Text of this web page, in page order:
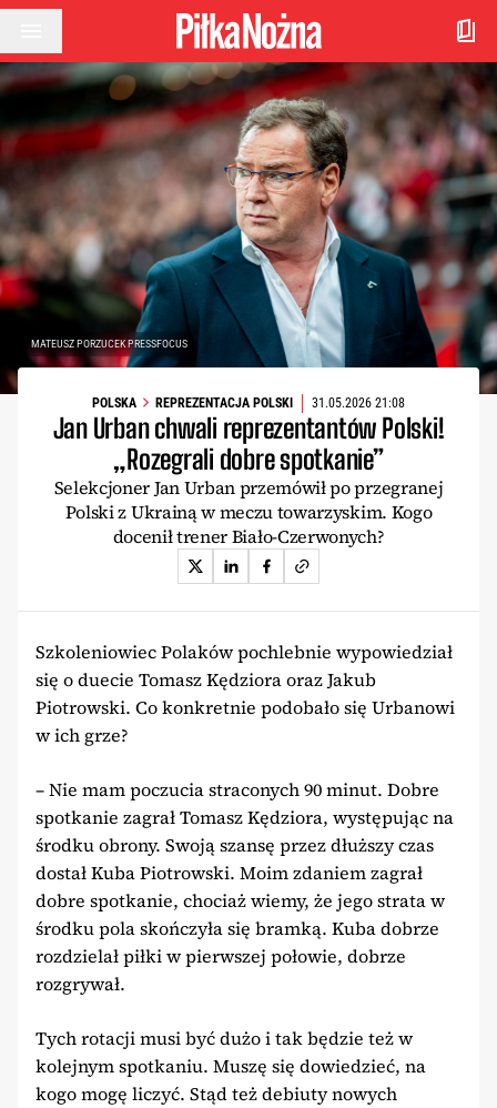
Przejdź do treści
MATEUSZ PORZUCEK PRESSFOCUS
POLSKA REPREZENTACJA POLSKI 31.05.2026 21:08
Jan Urban chwali reprezentantów Polski!
„Rozegrali dobre spotkanie”
Selekcjoner Jan Urban przemówił po przegranej
Polski z Ukrainą w meczu towarzyskim. Kogo
docenił trener Biało-Czerwonych?
Szkoleniowiec Polaków pochlebnie wypowiedział
się o duecie Tomasz Kędziora oraz Jakub
Piotrowski. Co konkretnie podobało się Urbanowi
w ich grze?
– Nie mam poczucia straconych 90 minut. Dobre
spotkanie zagrał Tomasz Kędziora, występując na
środku obrony. Swoją szansę przez dłuższy czas
dostał Kuba Piotrowski. Moim zdaniem zagrał
dobre spotkanie, chociaż wiemy, że jego strata w
środku pola skończyła się bramką. Kuba dobrze
rozdzielał piłki w pierwszej połowie, dobrze
rozgrywał.
Tych rotacji musi być dużo i tak będzie też w
kolejnym spotkaniu. Muszę się dowiedzieć, na
kogo mogę liczyć. Stąd też debiuty nowych